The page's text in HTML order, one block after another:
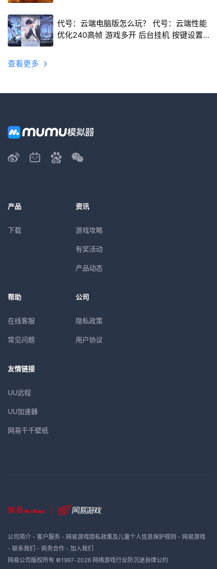
代号：云端电脑版怎么玩？ 代号：云端性能
优化240高帧 游戏多开 后台挂机 按键设置
查看更多
产品
下载
资讯
游戏攻略
有奖活动
产品动态
帮助
在线客服
常见问题
公司
隐私政策
用户协议
友情链接
UU远程
UU加速器
网易千千壁纸
公司简介- 客户服务- 网易游戏隐私政策及儿童个人信息保护规则 - 网易游戏
- 联系我们 - 商务合作- 加入我们
网易公司版权所有 ©1997-2026 网络游戏行业防沉迷自律公约